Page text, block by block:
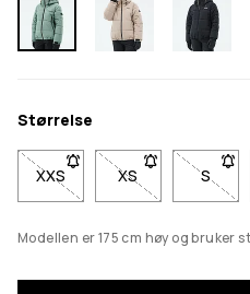
Størrelse
XXS- Størrelse XXS er ikke
XS- Størrelse XS
S-
Modellen er 175 cm høy og bruker